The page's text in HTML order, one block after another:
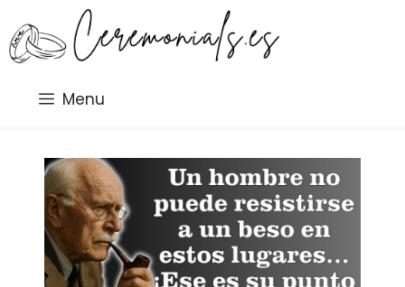
al
contenido
Menu